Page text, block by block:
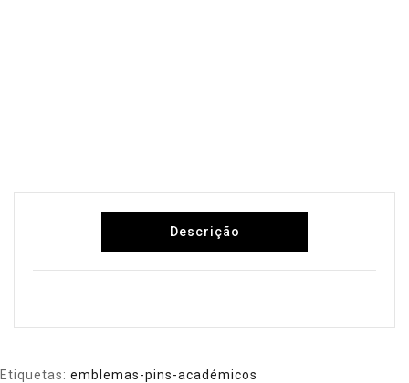
Descrição
Etiquetas: emblemas-pins-académicos